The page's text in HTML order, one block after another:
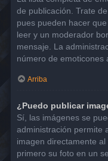
de publicación. Trate
pues pueden hacer
leer y un moderador
mensaje. La
número de emoticones
Arriba
¿Puedo publicar
Sí, las imágenes se
administración permite
imagen directamente
primero su foto en un